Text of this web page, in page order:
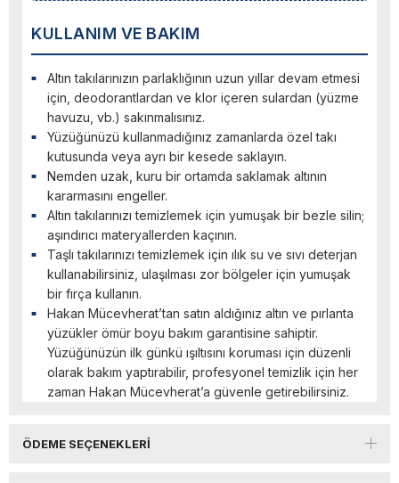
KULLANIM VE BAKIM
Altın takılarınızın parlaklığının uzun yıllar devam etmesi
için, deodorantlardan ve klor içeren sulardan (yüzme
havuzu, vb.) sakınmalısınız.
Yüzüğünüzü kullanmadığınız zamanlarda özel takı
kutusunda veya ayrı bir kesede saklayın.
Nemden uzak, kuru bir ortamda saklamak altının
kararmasını engeller.
Altın takılarınızı temizlemek için yumuşak bir bezle silin;
aşındırıcı materyallerden kaçının.
Taşlı takılarınızı temizlemek için ılık su ve sıvı deterjan
kullanabilirsiniz, ulaşılması zor bölgeler için yumuşak
bir fırça kullanın.
Hakan Mücevherat’tan satın aldığınız altın ve pırlanta
yüzükler ömür boyu bakım garantisine sahiptir.
Yüzüğünüzün ilk günkü ışıltısını koruması için düzenli
olarak bakım yaptırabilir, profesyonel temizlik için her
zaman Hakan Mücevherat’a güvenle getirebilirsiniz.
ÖDEME SEÇENEKLERI